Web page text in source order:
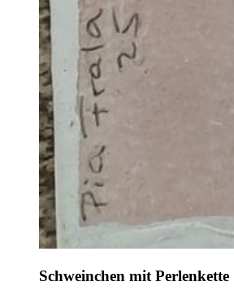
Schweinchen mit Perlenkette